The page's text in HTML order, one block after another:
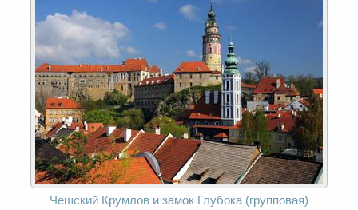
Чешский Крумлов и замок Глубока (групповая)